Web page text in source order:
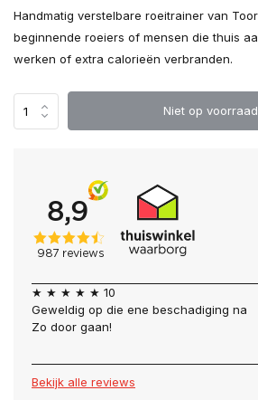
Handmatig verstelbare roeitrainer van
beginnende roeiers of mensen die thuis
werken of extra calorieën verbranden.
Niet op voorraad
★ ★ ★ ★ ★ 10
Geweldig op die ene beschadiging na
Zo door gaan!
Bekijk alle reviews